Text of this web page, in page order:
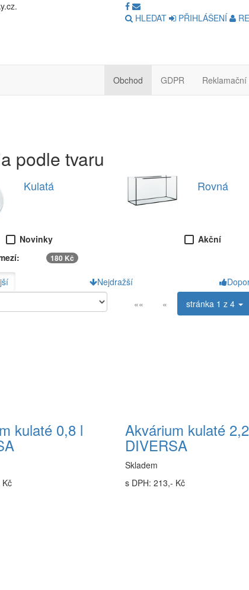
HLEDAT
PŘIHLÁŠENÍ
Obchod GDPR Reklamační
podle tvaru
Kulatá Rovná
Novinky Akční
180 Kč
Nejdražší
««
« stránka 1 z 4
kulaté 0,8 l Akvárium kulaté
DIVERSA
Skladem
s DPH: 213,- Kč